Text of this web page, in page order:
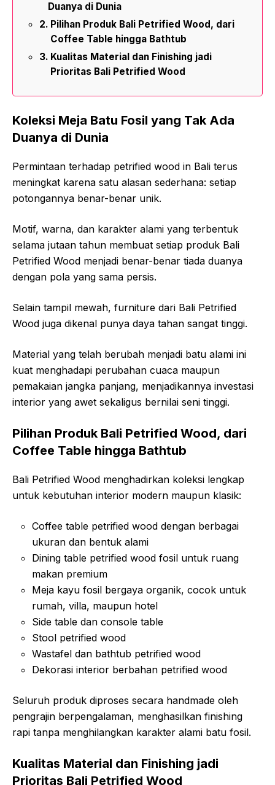
Duanya di Dunia
Pilihan Produk Bali Petrified Wood, dari
Coffee Table hingga Bathtub
Kualitas Material dan Finishing jadi
Prioritas Bali Petrified Wood
Koleksi Meja Batu Fosil yang Tak Ada
Duanya di Dunia
Permintaan terhadap petrified wood in Bali terus
meningkat karena satu alasan sederhana: setiap
potongannya benar-benar unik.
Motif, warna, dan karakter alami yang terbentuk
selama jutaan tahun membuat setiap produk Bali
Petrified Wood menjadi benar-benar tiada duanya
dengan pola yang sama persis.
Selain tampil mewah, furniture dari Bali Petrified
Wood juga dikenal punya daya tahan sangat tinggi.
Material yang telah berubah menjadi batu alami ini
kuat menghadapi perubahan cuaca maupun
pemakaian jangka panjang, menjadikannya investasi
interior yang awet sekaligus bernilai seni tinggi.
Pilihan Produk Bali Petrified Wood, dari
Coffee Table hingga Bathtub
Bali Petrified Wood menghadirkan koleksi lengkap
untuk kebutuhan interior modern maupun klasik:
Coffee table petrified wood dengan berbagai
ukuran dan bentuk alami
Dining table petrified wood fosil untuk ruang
makan premium
Meja kayu fosil bergaya organik, cocok untuk
rumah, villa, maupun hotel
Side table dan console table
Stool petrified wood
Wastafel dan bathtub petrified wood
Dekorasi interior berbahan petrified wood
Seluruh produk diproses secara handmade oleh
pengrajin berpengalaman, menghasilkan finishing
rapi tanpa menghilangkan karakter alami batu fosil.
Kualitas Material dan Finishing jadi
Prioritas Bali Petrified Wood